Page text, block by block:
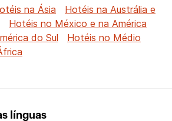
na Ásia
Hotéis na Austrália e
Hotéis no México e na América
do Sul
Hotéis no Médio
línguas